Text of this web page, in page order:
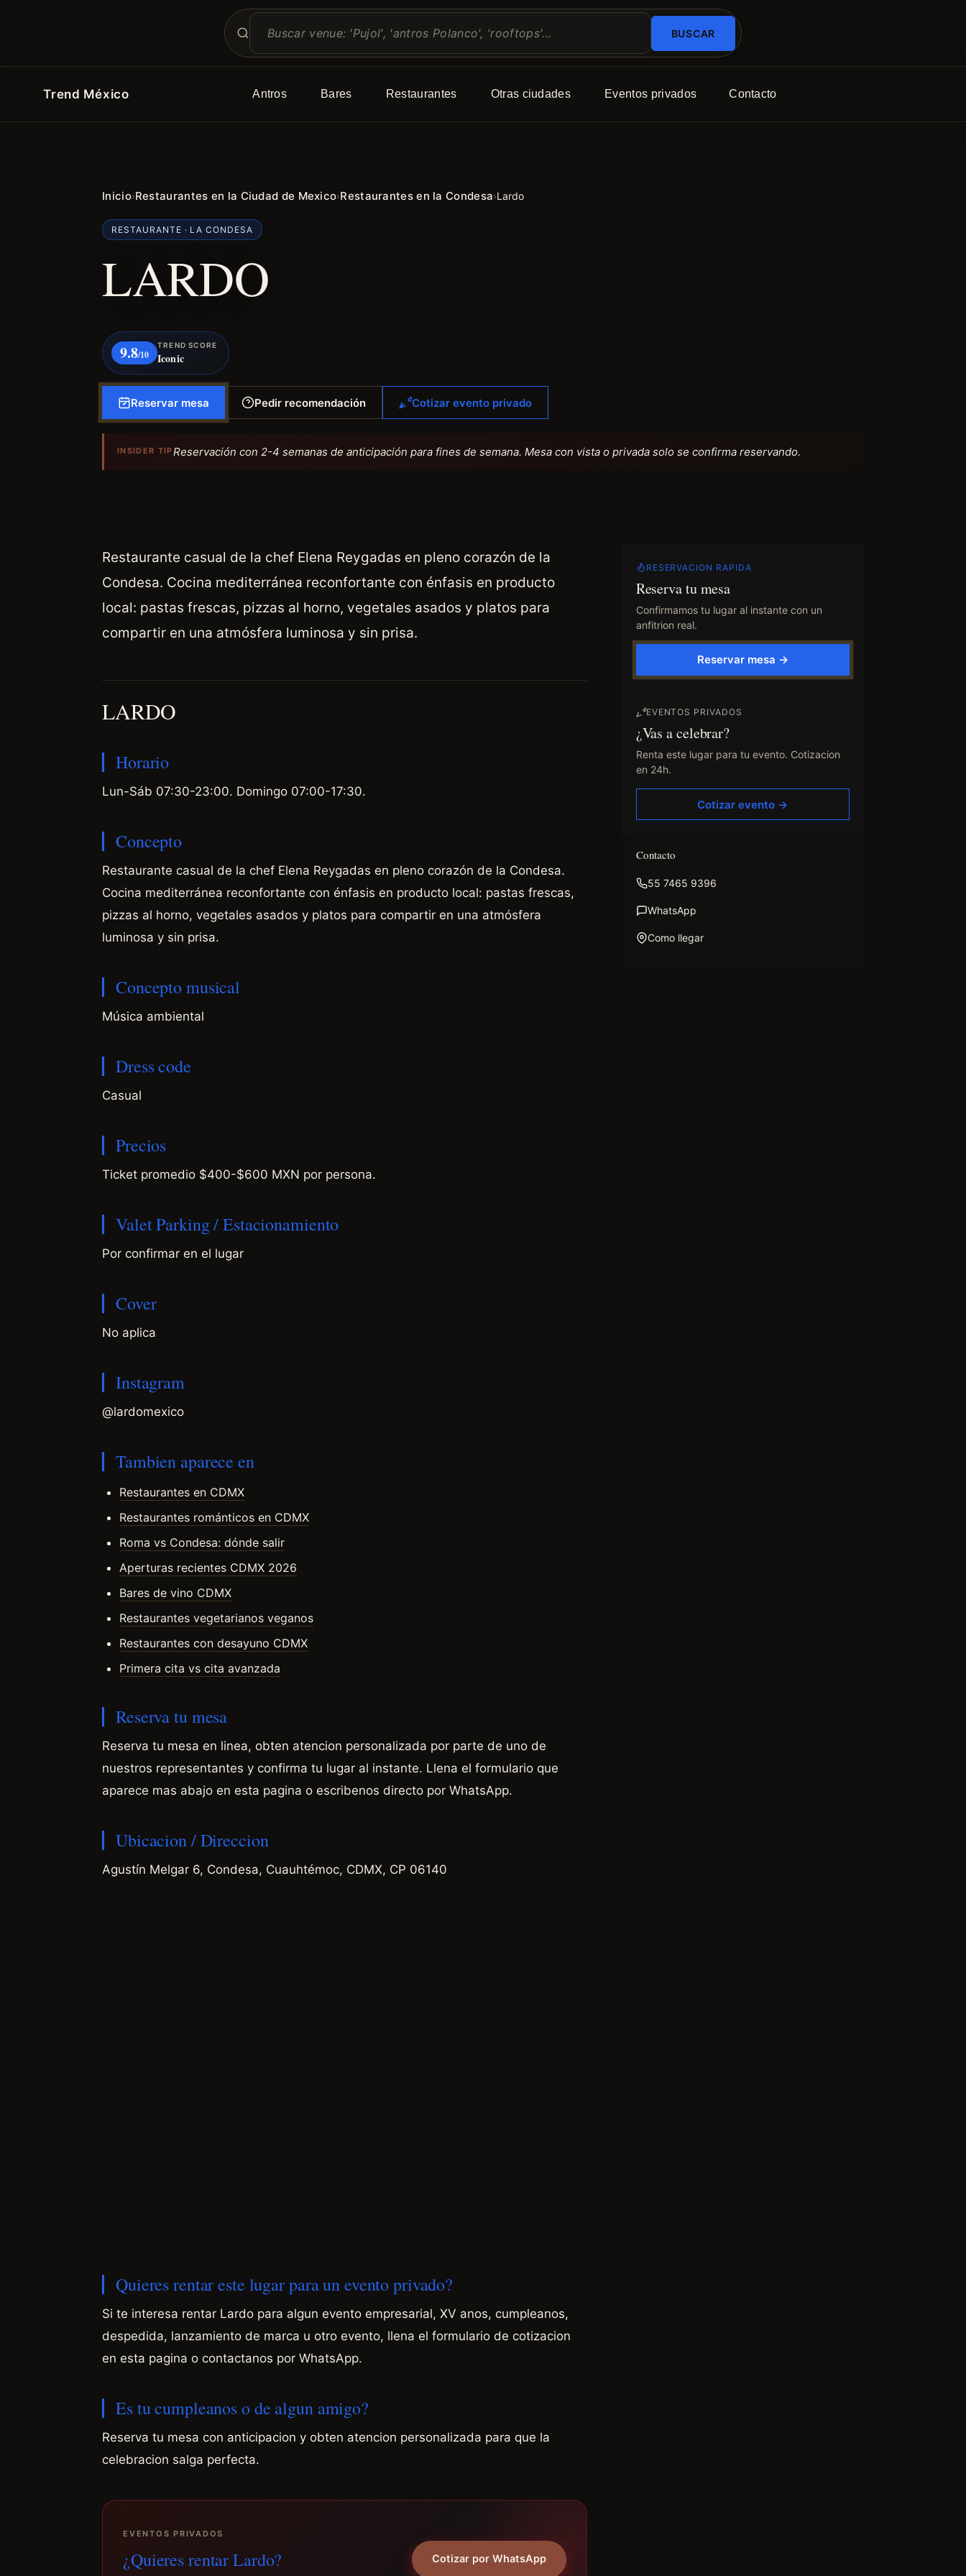
BUSCAR
Trend México Antros Bares Restaurantes Otras ciudades Eventos privados Contacto
Inicio›Restaurantes en la Ciudad de Mexico›Restaurantes en la Condesa›Lardo
RESTAURANTE · LA CONDESA
LARDO
9.8/10
TREND SCORE
Iconic
Reservar mesa Pedir recomendación Cotizar evento privado
INSIDER TIPReservación con 2-4 semanas de anticipación para fines de semana. Mesa con vista o privada solo se confirma reservando.
Restaurante casual de la chef Elena Reygadas en pleno corazón de la
Condesa. Cocina mediterránea reconfortante con énfasis en producto
local: pastas frescas, pizzas al horno, vegetales asados y platos para
compartir en una atmósfera luminosa y sin prisa.
LARDO
Horario
Lun-Sáb 07:30-23:00. Domingo 07:00-17:30.
Concepto
Restaurante casual de la chef Elena Reygadas en pleno corazón de la Condesa.
Cocina mediterránea reconfortante con énfasis en producto local: pastas frescas,
pizzas al horno, vegetales asados y platos para compartir en una atmósfera
luminosa y sin prisa.
Concepto musical
Música ambiental
Dress code
Casual
Precios
Ticket promedio $400-$600 MXN por persona.
Valet Parking / Estacionamiento
Por confirmar en el lugar
Cover
No aplica
Instagram
@lardomexico
Tambien aparece en
Restaurantes en CDMX
Restaurantes románticos en CDMX
Roma vs Condesa: dónde salir
Aperturas recientes CDMX 2026
Bares de vino CDMX
Restaurantes vegetarianos veganos
Restaurantes con desayuno CDMX
Primera cita vs cita avanzada
Reserva tu mesa
Reserva tu mesa en linea, obten atencion personalizada por parte de uno de
nuestros representantes y confirma tu lugar al instante. Llena el formulario que
aparece mas abajo en esta pagina o escribenos directo por WhatsApp.
Ubicacion / Direccion
Agustín Melgar 6, Condesa, Cuauhtémoc, CDMX, CP 06140
Quieres rentar este lugar para un evento privado?
Si te interesa rentar Lardo para algun evento empresarial, XV anos, cumpleanos,
despedida, lanzamiento de marca u otro evento, llena el formulario de cotizacion
en esta pagina o contactanos por WhatsApp.
Es tu cumpleanos o de algun amigo?
Reserva tu mesa con anticipacion y obten atencion personalizada para que la
celebracion salga perfecta.
EVENTOS PRIVADOS
¿Quieres rentar Lardo? Cotizar por WhatsApp
RESERVACION RAPIDA
Reserva tu mesa
Confirmamos tu lugar al instante con un
anfitrion real.
Reservar mesa →
EVENTOS PRIVADOS
¿Vas a celebrar?
Renta este lugar para tu evento. Cotizacion
en 24h.
Cotizar evento →
Contacto
55 7465 9396
WhatsApp
Como llegar